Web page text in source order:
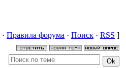
· Правила форума · Поиск · RSS ]